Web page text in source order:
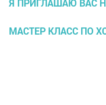
МАСТЕР КЛАСС ПО